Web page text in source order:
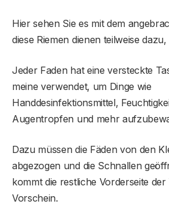
Hier sehen Sie es mit dem
diese Riemen dienen teilweise
Jeder Faden hat eine versteckte
meine verwendet, um Dinge wie
Handdesinfektionsmittel,
Augentropfen und mehr
Dazu müssen die Fäden von den
abgezogen und die Schnallen
kommt die restliche Vorderseite
Vorschein.